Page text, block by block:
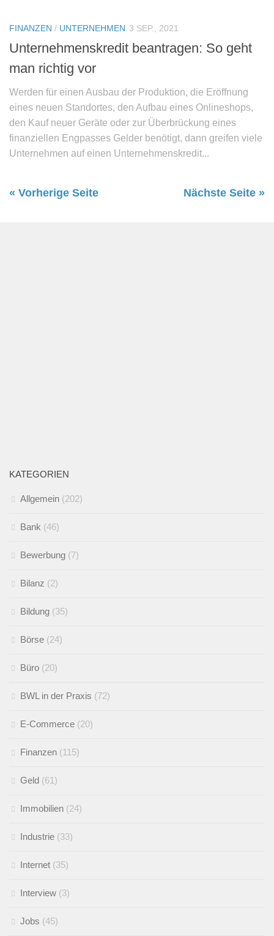
FINANZEN / UNTERNEHMEN 3 SEP., 2021
Unternehmenskredit beantragen: So geht
man richtig vor
Werden für einen Ausbau der Produktion, die Eröffnung
eines neuen Standortes, den Aufbau eines Onlineshops,
den Kauf neuer Geräte oder zur Überbrückung eines
finanziellen Engpasses Gelder benötigt, dann greifen viele
Unternehmen auf einen Unternehmenskredit...
« Vorherige Seite Nächste Seite »
KATEGORIEN
Allgemein (202)
Bank (46)
Bewerbung (7)
Bilanz (2)
Bildung (35)
Börse (24)
Büro (20)
BWL in der Praxis (72)
E-Commerce (20)
Finanzen (115)
Geld (61)
Immobilien (24)
Industrie (33)
Internet (35)
Interview (3)
Jobs (45)